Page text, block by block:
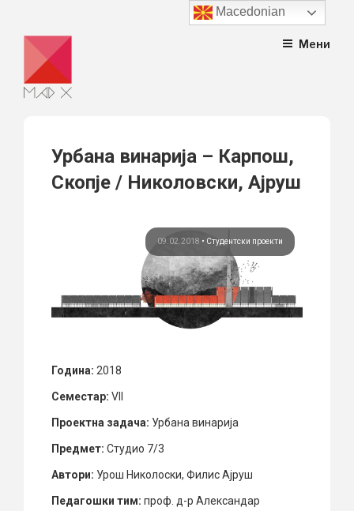
content
Мени
Урбана винарија – Карпош,
Скопје / Николовски, Ајруш
09.02.2018 • Студентски проекти
Година: 2018
Семестар: VII
Проектна задача: Урбана винарија
Предмет: Студио 7/3
Автори: Урош Николоски, Филис Ајруш
Педагошки тим: проф. д-р Александар
Macedonian